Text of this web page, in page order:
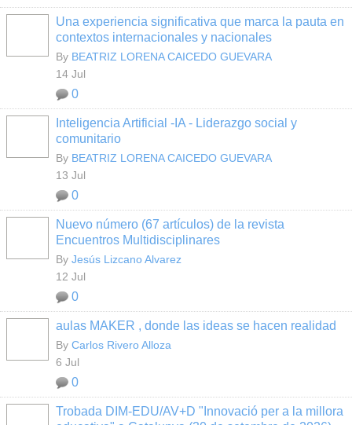
Una experiencia significativa que marca la pauta en
contextos internacionales y nacionales
By BEATRIZ LORENA CAICEDO GUEVARA
14 Jul
0
Inteligencia Artificial -IA - Liderazgo social y
comunitario
By BEATRIZ LORENA CAICEDO GUEVARA
13 Jul
0
Nuevo número (67 artículos) de la revista
Encuentros Multidisciplinares
By Jesús Lizcano Alvarez
12 Jul
0
aulas MAKER , donde las ideas se hacen realidad
By Carlos Rivero Alloza
6 Jul
0
Trobada DIM-EDU/AV+D "Innovació per a la millora